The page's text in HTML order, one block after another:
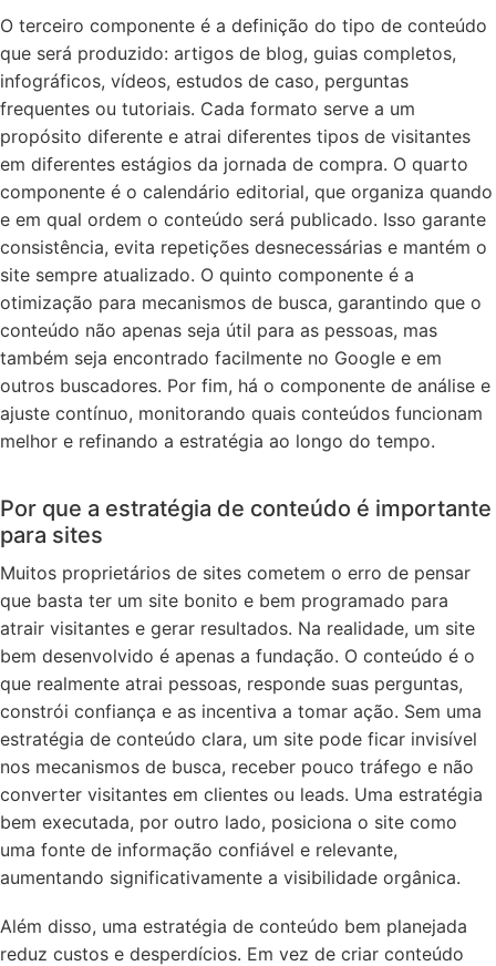
O terceiro componente é a definição do tipo de conteúdo
que será produzido: artigos de blog, guias completos,
infográficos, vídeos, estudos de caso, perguntas
frequentes ou tutoriais. Cada formato serve a um
propósito diferente e atrai diferentes tipos de visitantes
em diferentes estágios da jornada de compra. O quarto
componente é o calendário editorial, que organiza quando
e em qual ordem o conteúdo será publicado. Isso garante
consistência, evita repetições desnecessárias e mantém o
site sempre atualizado. O quinto componente é a
otimização para mecanismos de busca, garantindo que o
conteúdo não apenas seja útil para as pessoas, mas
também seja encontrado facilmente no Google e em
outros buscadores. Por fim, há o componente de análise e
ajuste contínuo, monitorando quais conteúdos funcionam
melhor e refinando a estratégia ao longo do tempo.
Por que a estratégia de conteúdo é importante
para sites
Muitos proprietários de sites cometem o erro de pensar
que basta ter um site bonito e bem programado para
atrair visitantes e gerar resultados. Na realidade, um site
bem desenvolvido é apenas a fundação. O conteúdo é o
que realmente atrai pessoas, responde suas perguntas,
constrói confiança e as incentiva a tomar ação. Sem uma
estratégia de conteúdo clara, um site pode ficar invisível
nos mecanismos de busca, receber pouco tráfego e não
converter visitantes em clientes ou leads. Uma estratégia
bem executada, por outro lado, posiciona o site como
uma fonte de informação confiável e relevante,
aumentando significativamente a visibilidade orgânica.
Além disso, uma estratégia de conteúdo bem planejada
reduz custos e desperdícios. Em vez de criar conteúdo